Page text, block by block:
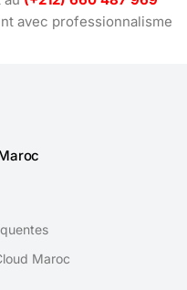
avec professionnalisme
Maroc